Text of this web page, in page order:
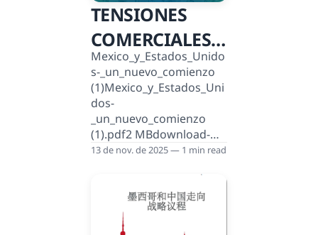
las presiones internas
por la guerra, el impacto
de sanciones y el papel
de actores clave como
Siria, Asia Central, China,
Europa y la OTAN,
Estados Unidos y
América Latina.
El_horizonte_ruso._Balan
ce_de_2024_y_es
TENSIONES
COMERCIALES
ENTRE ESTADOS
UNIDOS Y
CHINA:
IMPACTO EN
Mexico_y_Estados_Unido
s-_un_nuevo_comienzo
(1)Mexico_y_Estados_Uni
dos-
_un_nuevo_comienzo
(1).pdf2 MBdownload-
circle
13 de nov. de 2025 — 1 min read